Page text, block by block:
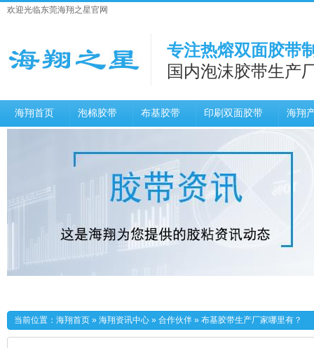
欢迎光临东莞海翔之星官网
专注热熔双面胶带
国内泡沫胶带生产
海翔首页 泡棉胶带 布基胶带 印刷双面胶带 海翔
当前位置： 海翔首页 » 海翔资讯中心 » 合作伙伴 » 布基胶带生产厂家哪里有？